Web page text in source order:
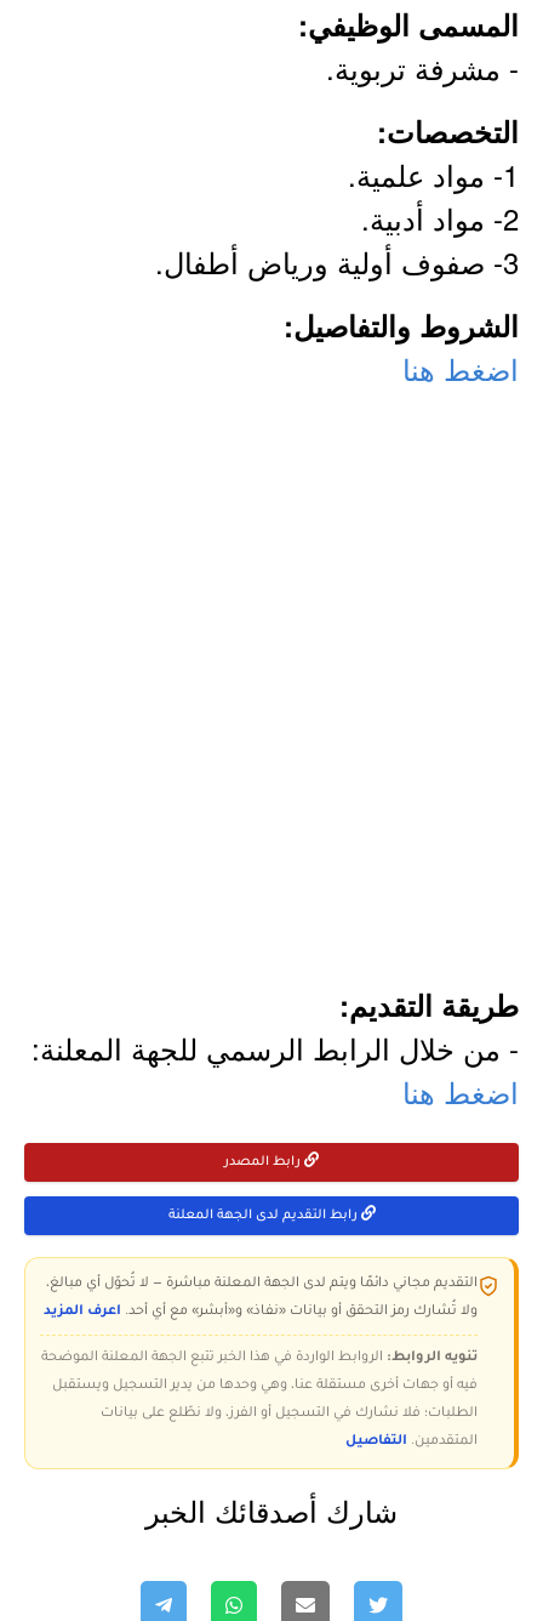
المسمى الوظيفي:
- مشرفة تربوية.
التخصصات:
1- مواد علمية.
2- مواد أدبية.
3- صفوف أولية ورياض أطفال.
الشروط والتفاصيل:
اضغط هنا
طريقة التقديم:
- من خلال الرابط الرسمي للجهة المعلنة:
اضغط هنا
رابط المصدر
رابط التقديم لدى الجهة المعلنة
التقديم مجاني دائمًا ويتم لدى الجهة المعلنة مباشرة — لا تُحوّل أي مبالغ،
ولا تُشارك رمز التحقق أو بيانات «نفاذ» و«أبشر» مع أي أحد. اعرف المزيد
تنويه الروابط: الروابط الواردة في هذا الخبر تتبع الجهة المعلنة الموضحة
فيه أو جهات أخرى مستقلة عنا، وهي وحدها من يدير التسجيل ويستقبل
الطلبات؛ فلا نشارك في التسجيل أو الفرز، ولا نطّلع على بيانات
المتقدمين. التفاصيل
شارك أصدقائك الخبر